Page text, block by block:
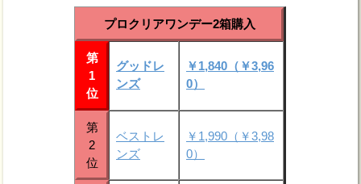
プロクリアワンデー2箱購入
第
1
位
グッドレ
ンズ
￥1,840（￥3,96
0）
第
2
位
ベストレ
ンズ
￥1,990（￥3,98
0）